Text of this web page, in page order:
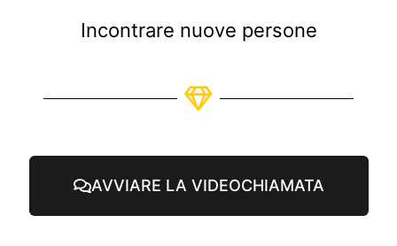
Incontrare nuove persone
AVVIARE LA VIDEOCHIAMATA